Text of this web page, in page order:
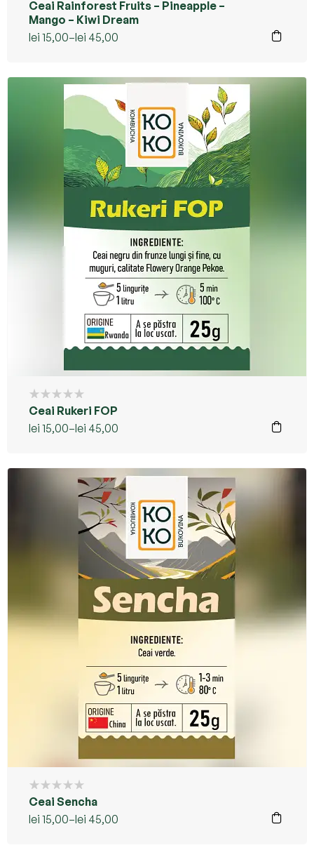
Ceai Rainforest Fruits – Pineapple –
Mango – Kiwi Dream
lei 15,00–lei 45,00
Ceai Rukeri FOP
lei 15,00–lei 45,00
Ceai Sencha
lei 15,00–lei 45,00